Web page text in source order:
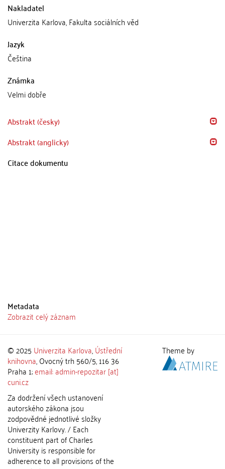
Nakladatel
Univerzita Karlova, Fakulta sociálních věd
Jazyk
Čeština
Známka
Velmi dobře
Abstrakt (česky)
Abstrakt (anglicky)
Citace dokumentu
Metadata
Zobrazit celý záznam
© 2025 Univerzita Karlova,Ústřední
knihovna, Ovocný trh 560/5, 116 36
Praha 1;email: admin-repozitar [at]
cuni.cz
Za dodržení všech ustanovení
autorského zákona jsou
zodpovědné jednotlivé složky
Univerzity Karlovy. / Each
constituent part of Charles
University is responsible for
adherence to all provisions of the
Theme by